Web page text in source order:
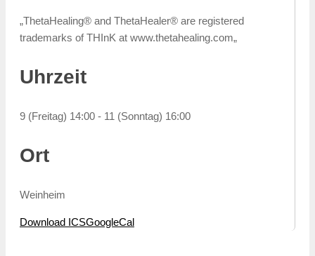
„ThetaHealing® and ThetaHealer® are registered
trademarks of THInK at www.thetahealing.com„
Uhrzeit
9 (Freitag) 14:00 - 11 (Sonntag) 16:00
Ort
Weinheim
Download ICSGoogleCal